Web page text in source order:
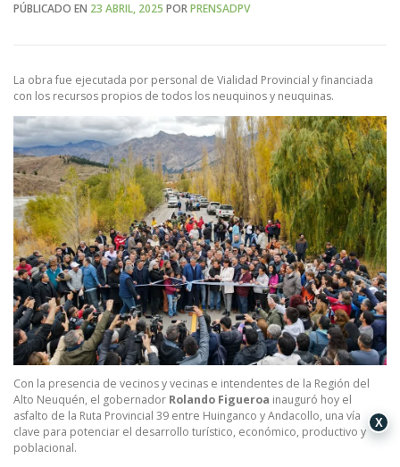
PÚBLICADO EN 23 ABRIL, 2025 PORPRENSADPV
La obra fue ejecutada por personal de Vialidad Provincial y financiada
con los recursos propios de todos los neuquinos y neuquinas.
Con la presencia de vecinos y vecinas e intendentes de la Región del
Alto Neuquén, el gobernador Rolando Figueroa inauguró hoy el
asfalto de la Ruta Provincial 39 entre Huinganco y Andacollo, una vía
clave para potenciar el desarrollo turístico, económico, productivo y
poblacional.
X